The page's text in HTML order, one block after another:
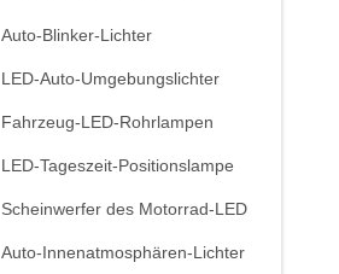
Auto-Blinker-Lichter
LED-Auto-Umgebungslichter
Fahrzeug-LED-Rohrlampen
LED-Tageszeit-Positionslampe
Scheinwerfer des Motorrad-LED
Auto-Innenatmosphären-Lichter